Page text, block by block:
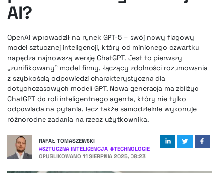
LEGAL
FINTEKEXTRA
OKIEM EKSPERTA
AI?
OpenAI wprowadził na rynek GPT-5 – swój nowy flagowy
model sztucznej inteligencji, który od minionego czwartku
napędza najnowszą wersję ChatGPT. Jest to pierwszy
„zunifikowany” model firmy, łączący zdolności rozumowania
z szybkością odpowiedzi charakterystyczną dla
dotychczasowych modeli GPT. Nowa generacja ma zbliżyć
ChatGPT do roli inteligentnego agenta, który nie tylko
odpowiada na pytania, lecz także samodzielnie wykonuje
różnorodne zadania na rzecz użytkownika.
RAFAŁ TOMASZEWSKI
#SZTUCZNA INTELIGENCJA #TECHNOLOGIE
OPUBLIKOWANO 11 SIERPNIA 2025, 08:23